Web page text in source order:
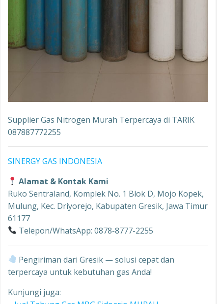
Supplier Gas Nitrogen Murah Terpercaya di TARIK
087887772255
SINERGY GAS INDONESIA
Alamat & Kontak Kami
Ruko Sentraland, Komplek No. 1 Blok D, Mojo Kopek,
Mulung, Kec. Driyorejo, Kabupaten Gresik, Jawa Timur
61177
Telepon/WhatsApp: 0878-8777-2255
Pengiriman dari Gresik — solusi cepat dan
terpercaya untuk kebutuhan gas Anda!
Kunjungi juga: